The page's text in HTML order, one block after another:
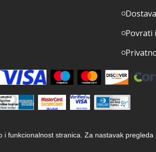
Dostava
Povrati
i funkcionalnost stranica. Za nastavak pregleda